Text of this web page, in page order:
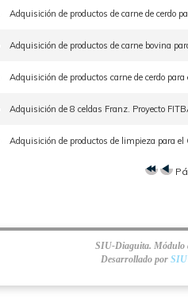
Adquisición de productos de carne de cerdo
Adquisición de productos de carne bovina
Adquisición de productos carne de cerdo
Adquisición de 8 celdas Franz. Proyecto
Adquisición de productos de limpieza para
SIU-Diaguita. Módulo
Desarrollado por SIU